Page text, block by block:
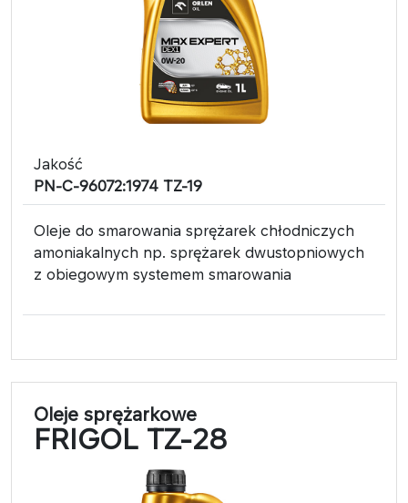
Jakość
PN-C-96072:1974 TZ-19
Oleje do smarowania sprężarek chłodniczych
amoniakalnych np. sprężarek dwustopniowych
z obiegowym systemem smarowania
Oleje sprężarkowe
FRIGOL TZ-28